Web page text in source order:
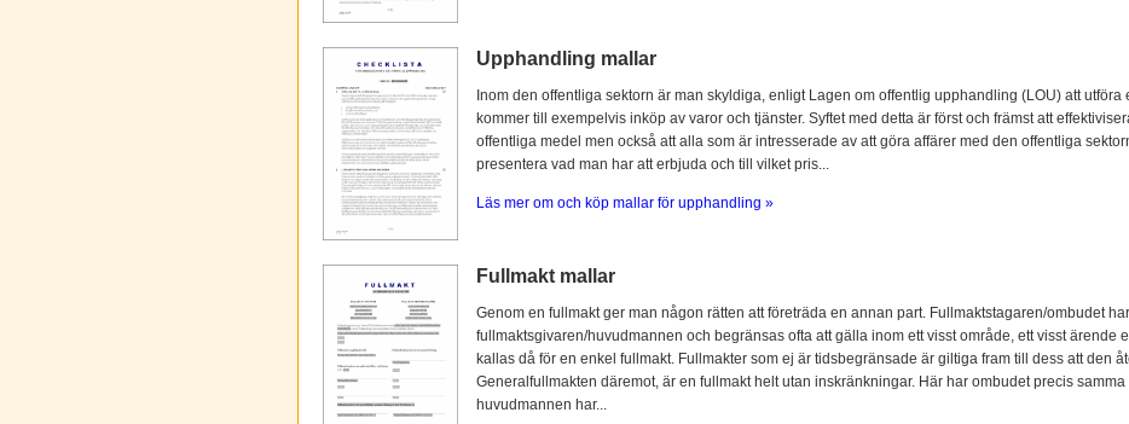
Upphandling mallar
Inom den offentliga sektorn är man skyldiga, enligt Lagen om offentlig upphandling (LOU) att
kommer till exempelvis inköp av varor och tjänster. Syftet med detta är först och främst att
offentliga medel men också att alla som är intresserade av att göra affärer med den offentliga
presentera vad man har att erbjuda och till vilket pris...
Läs mer om och köp mallar för upphandling »
Fullmakt mallar
Genom en fullmakt ger man någon rätten att företräda en annan part. Fullmaktstagaren/ombudet
fullmaktsgivaren/huvudmannen och begränsas ofta att gälla inom ett visst område, ett visst ärende
kallas då för en enkel fullmakt. Fullmakter som ej är tidsbegränsade är giltiga fram till dess att den
Generalfullmakten däremot, är en fullmakt helt utan inskränkningar. Här har ombudet precis
huvudmannen har...